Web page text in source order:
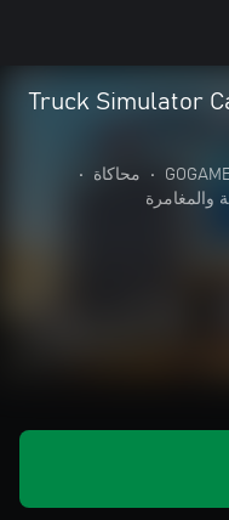
Truck Simulator
• محاكاة
•
والمغامرة